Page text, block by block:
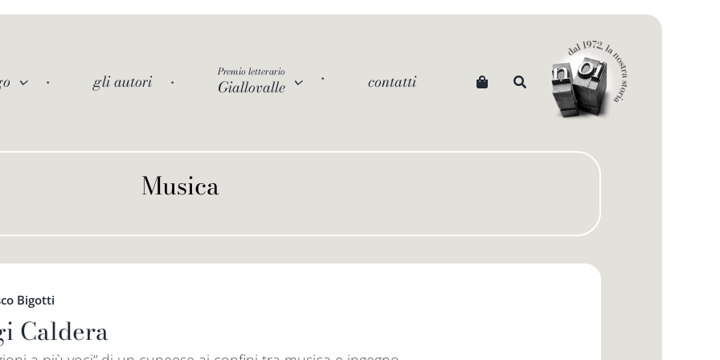
gli autori Premio letterario
Giallovalle contatti
Musica
Bigotti
Caldera